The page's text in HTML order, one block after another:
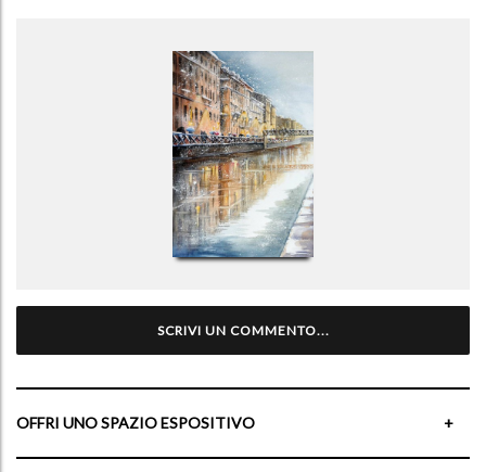
SCRIVI UN COMMENTO...
OFFRI UNO SPAZIO ESPOSITIVO +